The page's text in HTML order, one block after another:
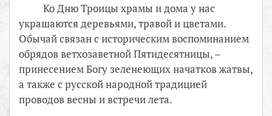
Ко Дню Троицы храмы и дома у нас
украшаются деревьями, травой и цветами.
Обычай связан с историческим воспоминанием
обрядов ветхозаветной Пятидесятницы, –
принесением Богу зеленеющих начатков жатвы,
а также с русской народной традицией
проводов весны и встречи лета.